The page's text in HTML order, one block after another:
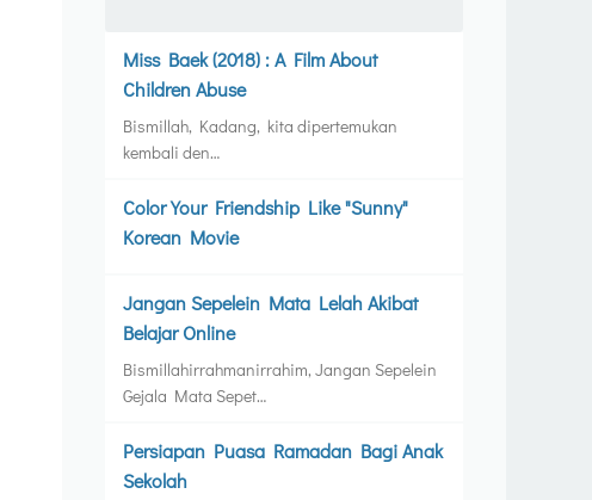
Miss Baek (2018) : A Film About
Children Abuse
Bismillah, Kadang, kita dipertemukan
kembali den…
Color Your Friendship Like "Sunny"
Korean Movie
Jangan Sepelein Mata Lelah Akibat
Belajar Online
Bismillahirrahmanirrahim, Jangan Sepelein
Gejala Mata Sepet…
Persiapan Puasa Ramadan Bagi Anak
Sekolah